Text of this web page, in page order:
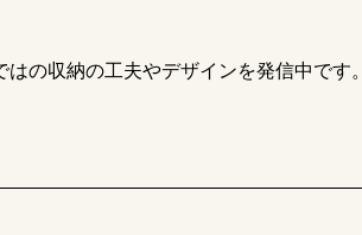
の収納の工夫やデザインを発信中です。